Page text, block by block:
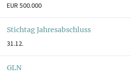
EUR 500.000
Stichtag Jahresabschluss
31.12.
GLN